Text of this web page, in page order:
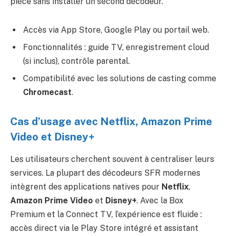
Accès via App Store, Google Play ou portail web.
Fonctionnalités : guide TV, enregistrement cloud
(si inclus), contrôle parental.
Compatibilité avec les solutions de casting comme
Chromecast.
Cas d’usage avec Netflix, Amazon Prime
Video et Disney+
Les utilisateurs cherchent souvent à centraliser leurs
services. La plupart des décodeurs SFR modernes
intègrent des applications natives pour Netflix,
Amazon Prime Video et Disney+. Avec la Box
Premium et la Connect TV, l’expérience est fluide :
accès direct via le Play Store intégré et assistant